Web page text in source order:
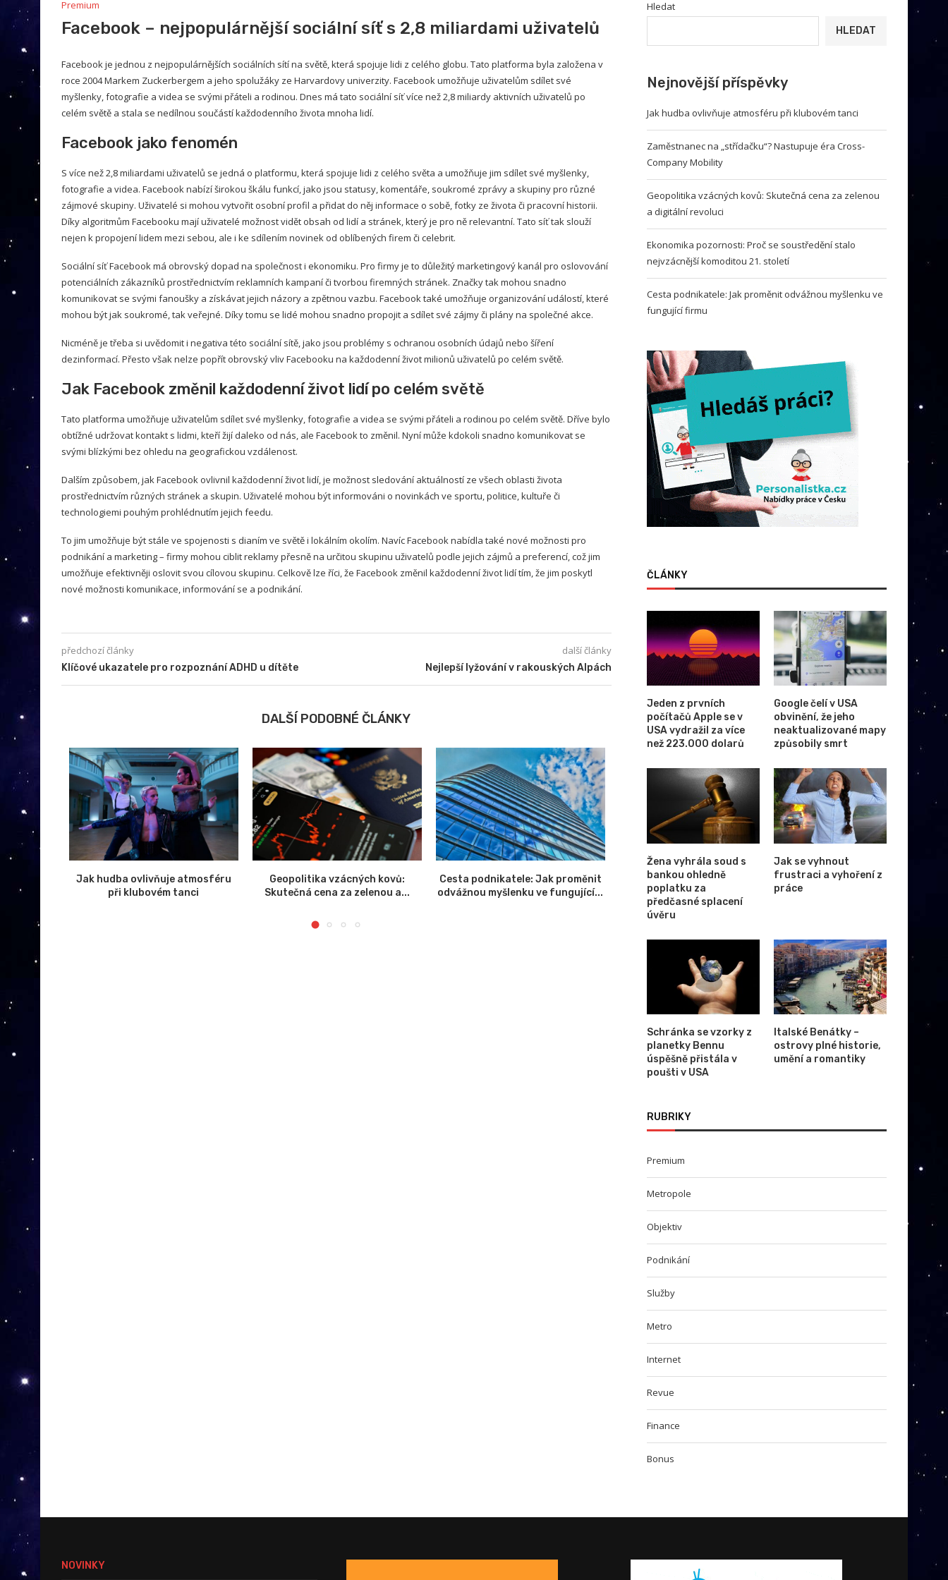
Premium
Facebook – nejpopulárnější sociální síť s 2,8 miliardami uživatelů
Facebook je jednou z nejpopulárnějších sociálních sítí na světě, která spojuje lidi z celého globu. Tato platforma byla založena v
roce 2004 Markem Zuckerbergem a jeho spolužáky ze Harvardovy univerzity. Facebook umožňuje uživatelům sdílet své
myšlenky, fotografie a videa se svými přáteli a rodinou. Dnes má tato sociální síť více než 2,8 miliardy aktivních uživatelů po
celém světě a stala se nedílnou součástí každodenního života mnoha lidí.
Facebook jako fenomén
S více než 2,8 miliardami uživatelů se jedná o platformu, která spojuje lidi z celého světa a umožňuje jim sdílet své myšlenky,
fotografie a videa. Facebook nabízí širokou škálu funkcí, jako jsou statusy, komentáře, soukromé zprávy a skupiny pro různé
zájmové skupiny. Uživatelé si mohou vytvořit osobní profil a přidat do něj informace o sobě, fotky ze života či pracovní historii.
Díky algoritmům Facebooku mají uživatelé možnost vidět obsah od lidí a stránek, který je pro ně relevantní. Tato síť tak slouží
nejen k propojení lidem mezi sebou, ale i ke sdílením novinek od oblíbených firem či celebrit.
Sociální síť Facebook má obrovský dopad na společnost i ekonomiku. Pro firmy je to důležitý marketingový kanál pro oslovování
potenciálních zákazníků prostřednictvím reklamních kampaní či tvorbou firemných stránek. Značky tak mohou snadno
komunikovat se svými fanoušky a získávat jejich názory a zpětnou vazbu. Facebook také umožňuje organizování událostí, které
mohou být jak soukromé, tak veřejné. Díky tomu se lidé mohou snadno propojit a sdílet své zájmy či plány na společné akce.
Nicméně je třeba si uvědomit i negativa této sociální sítě, jako jsou problémy s ochranou osobních údajů nebo šíření
dezinformací. Přesto však nelze popřít obrovský vliv Facebooku na každodenní život milionů uživatelů po celém světě.
Jak Facebook změnil každodenní život lidí po celém světě
Tato platforma umožňuje uživatelům sdílet své myšlenky, fotografie a videa se svými přáteli a rodinou po celém světě. Dříve bylo
obtížné udržovat kontakt s lidmi, kteří žijí daleko od nás, ale Facebook to změnil. Nyní může kdokoli snadno komunikovat se
svými blízkými bez ohledu na geografickou vzdálenost.
Dalším způsobem, jak Facebook ovlivnil každodenní život lidí, je možnost sledování aktuálností ze všech oblasti života
prostřednictvím různých stránek a skupin. Uživatelé mohou být informováni o novinkách ve sportu, politice, kultuře či
technologiemi pouhým prohlédnutím jejich feedu.
To jim umožňuje být stále ve spojenosti s dianím ve světě i lokálním okolím. Navíc Facebook nabídla také nové možnosti pro
podnikání a marketing – firmy mohou ciblit reklamy přesně na určitou skupinu uživatelů podle jejich zájmů a preferencí, což jim
umožňuje efektivněji oslovit svou cílovou skupinu. Celkově lze říci, že Facebook změnil každodenní život lidí tím, že jim poskytl
nové možnosti komunikace, informování se a podnikání.
předchozí články
Klíčové ukazatele pro rozpoznání ADHD u dítěte
další články
Nejlepší lyžování v rakouských Alpách
DALŠÍ PODOBNÉ ČLÁNKY
Jak hudba ovlivňuje atmosféru
při klubovém tanci
Geopolitika vzácných kovů:
Skutečná cena za zelenou a...
Cesta podnikatele: Jak proměnit
odvážnou myšlenku ve fungující...
Konec doby plastové: Proč v roce
2026 dáváme...
Ochrana vašeho zvířete i
Hledat
HLEDAT
Nejnovější příspěvky
Jak hudba ovlivňuje atmosféru při klubovém tanci
Zaměstnanec na „střídačku“? Nastupuje éra Cross-
Company Mobility
Geopolitika vzácných kovů: Skutečná cena za zelenou
a digitální revoluci
Ekonomika pozornosti: Proč se soustředění stalo
nejvzácnější komoditou 21. století
Cesta podnikatele: Jak proměnit odvážnou myšlenku ve
fungující firmu
ČLÁNKY
Jeden z prvních
počítačů Apple se v
USA vydražil za více
než 223.000 dolarů
Google čelí v USA
obvinění, že jeho
neaktualizované mapy
způsobily smrt
Žena vyhrála soud s
bankou ohledně
poplatku za
předčasné splacení
úvěru
Jak se vyhnout
frustraci a vyhoření z
práce
Schránka se vzorky z
planetky Bennu
úspěšně přistála v
poušti v USA
Italské Benátky –
ostrovy plné historie,
umění a romantiky
RUBRIKY
Premium
Metropole
Objektiv
Podnikání
Služby
Metro
Internet
Revue
Finance
Bonus
NOVINKY